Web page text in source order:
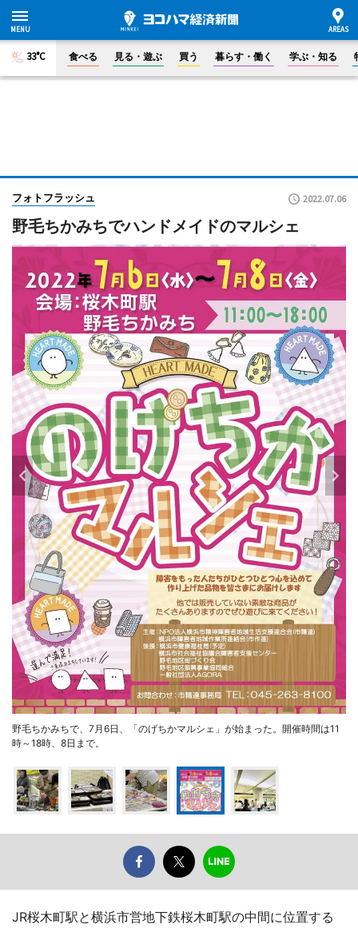
33°C 食べる 見る・遊ぶ 買う 暮らす・働く 学ぶ・知る
フォトフラッシュ 2022.07.06
野毛ちかみちでハンドメイドのマルシェ
野毛ちかみちで、7月6日、「のげちかマルシェ」が始まった。開催時間は11
時～18時、8日まで。
JR桜木町駅と横浜市営地下鉄桜木町駅の中間に位置する